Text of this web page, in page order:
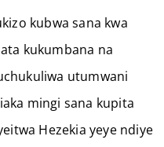
kubwa sana kwa
kukumbana na
utumwani
mingi sana kupita
Hezekia yeye ndiye